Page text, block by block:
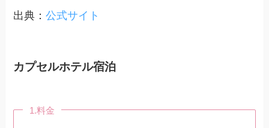
出典：公式サイト
カプセルホテル宿泊
1.料金